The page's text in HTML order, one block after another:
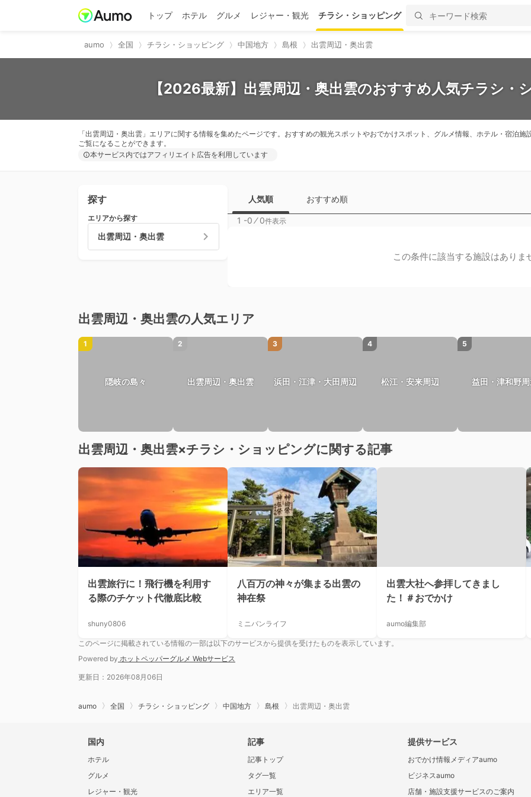
トップ ホテル グルメ レジャー・観光 チラシ・ショッピング
aumo 全国 チラシ・ショッピング 中国地方 島根 出雲周辺・奥出雲
【2026最新】出雲周辺・奥出雲のおすすめ人気チラシ・
「出雲周辺・奥出雲」エリアに関する情報を集めたページです。おすすめの観光スポットやおでかけスポット、グルメ情報、ホテル・宿泊
ご覧になることができます。
本サービス内ではアフィリエイト広告を利用しています
探す
エリアから探す
出雲周辺・奥出雲
人気順 おすすめ順
1 -0 ⁄0件表示
この条件に該当する施設はありま
出雲周辺・奥出雲の人気エリア
1
隠岐の島々
2
出雲周辺・奥出雲
3
浜田・江津・大田周辺
4
松江・安来周辺
5
益田・津和野
出雲周辺・奥出雲×チラシ・ショッピングに関する記事
出雲旅行に！飛行機を利用す
る際のチケット代徹底比較
shuny0806
八百万の神々が集まる出雲の
神在祭
ミニバンライフ
出雲大社へ参拝してきまし
た！＃おでかけ
aumo編集部
このページに掲載されている情報の一部は以下のサービスから提供を受けたものを表示しています。
Powered by ホットペッパーグルメ Webサービス
更新日：2026年08月06日
aumo 全国 チラシ・ショッピング 中国地方 島根 出雲周辺・奥出雲
国内
ホテル
グルメ
レジャー・観光
記事
記事トップ
タグ一覧
エリア一覧
提供サービス
おでかけ情報メディアaumo
ビジネスaumo
店舗・施設支援サービスのご案内